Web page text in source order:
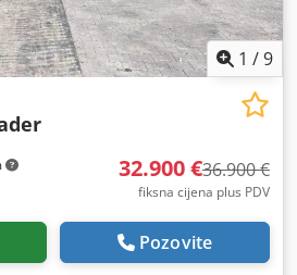
1 /9
32.900 €36.900 €
fiksna cijena plus PDV
Pozovite